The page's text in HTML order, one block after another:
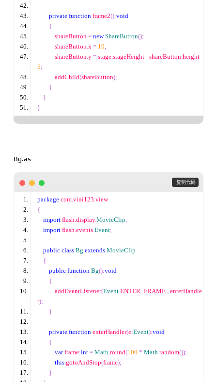
private function frame2():void
{
            shareButton
= new ShareButton();
            shareButton
.x = 10;
            shareButton
.y = stage.stageHeight - shareButton.height -
5;
            addChild
(shareButton);
}
}
}
Bg.as
复制代码
package com.vini123.view
{
import flash.display.MovieClip;
import flash.events.Event;
public class Bg extends MovieClip
{
public function Bg():void
{
            addEventListener
(Event.ENTER_FRAME , enterHandle
r);
}
private function enterHandler(e:Event):void
{
var frame:int = Math.round(100 * Math.random());
this.gotoAndStop(frame);
}